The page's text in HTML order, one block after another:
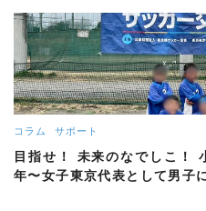
コラム サポート
目指せ！ 未来のなでしこ！
年〜女子東京代表として男子